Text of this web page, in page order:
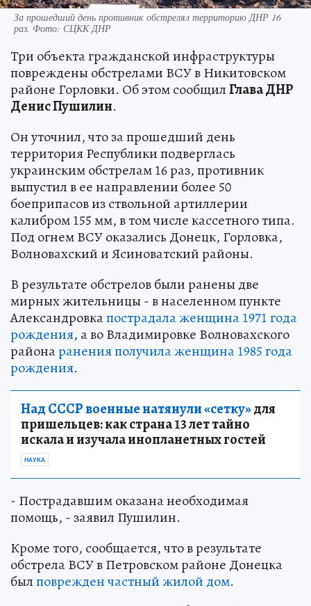
За прошедший день противник обстрелял территорию ДНР 16
раз. Фото: СЦКК ДНР
Три объекта гражданской инфраструктуры
повреждены обстрелами ВСУ в Никитовском
районе Горловки. Об этом сообщилГлава ДНР
Денис Пушилин.
Он уточнил, что за прошедший день
территория Республики подверглась
украинским обстрелам 16 раз, противник
выпустил в ее направлении более 50
боеприпасов из ствольной артиллерии
калибром 155 мм, в том числе кассетного типа.
Под огнем ВСУ оказались Донецк, Горловка,
Волновахский и Ясиноватский районы.
В результате обстрелов были ранены две
мирных жительницы - в населенном пункте
Александровкапострадала женщина 1971 года
рождения, а во Владимировке Волновахского
районаранения получила женщина 1985 года
рождения.
Над СССР военные натянули «сетку»для
пришельцев: как страна 13 лет тайно
искала и изучала инопланетных гостей
НАУКА
- Пострадавшим оказана необходимая
помощь, - заявил Пушилин.
Кроме того, сообщается, что в результате
обстрела ВСУ в Петровском районе Донецка
былповрежден частный жилой дом.